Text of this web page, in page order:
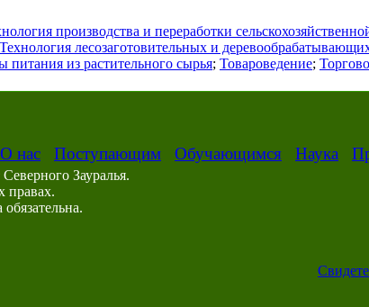
производства и переработки
Технология лесозаготовительных и
питания из растительного сырья; Товароведение;
О нас Поступающим Обучающимся Наука
Зауралья.
правах.